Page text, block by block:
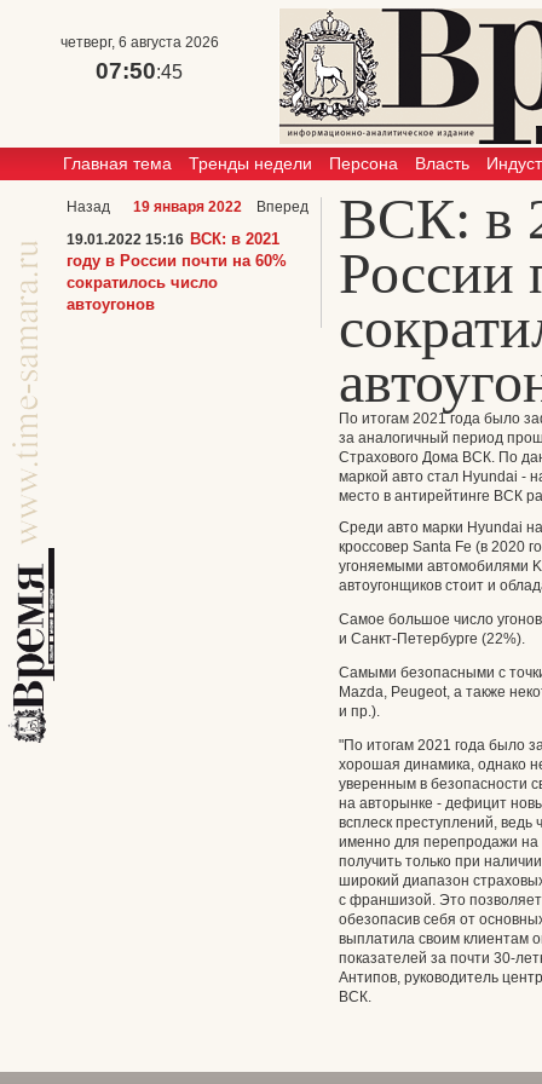
четверг, 6 августа 2026
07:50:45
Главная тема Тренды недели Персона Власть
ВСК: в
России
По итогам 2021 года было
за аналогичный период
Страхового Дома ВСК. По
маркой авто стал Hyundai -
место в антирейтинге ВСК
Среди авто марки Hyundai
кроссовер Santa Fe (в 2020
угоняемыми автомобилями
автоугонщиков стоит и
Самое большое число
и Санкт-Петербурге (22%).
Самыми безопасными с
Mazda, Peugeot, а также
и пр.).
"По итогам 2021 года было
хорошая динамика, однако
уверенным в безопасности
на авторынке - дефицит
всплеск преступлений,
именно для перепродажи на
получить только при
широкий диапазон
с франшизой. Это
обезопасив себя от
выплатила своим клиентам
показателей за почти 30-
Антипов, руководитель
ВСК.
Назад 19 января 2022
Вперед
19.01.2022 15:16 ВСК: в 2021
году в России почти на 60%
сократилось число
автоугонов